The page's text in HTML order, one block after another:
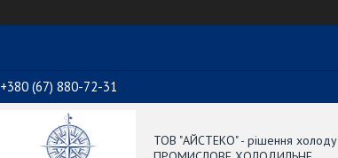
+380 (67) 880-72-31
ТОВ "АЙСТЕКО" - рішення холоду